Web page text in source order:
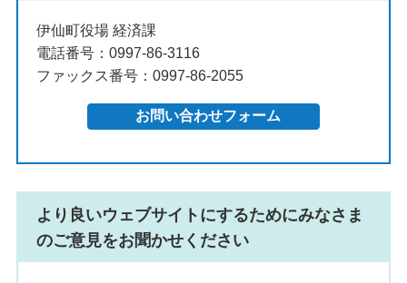
伊仙町役場 経済課
電話番号：0997-86-3116
ファックス番号：0997-86-2055
より良いウェブサイトにするためにみなさま
のご意見をお聞かせください